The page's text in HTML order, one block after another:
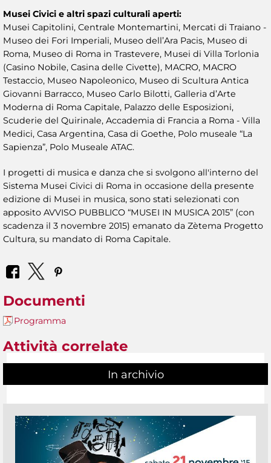
Musei Civici e altri spazi culturali aperti:
Musei Capitolini, Centrale Montemartini, Mercati di Traiano -
Museo dei Fori Imperiali, Museo dell’Ara Pacis, Museo di
Roma, Museo di Roma in Trastevere, Musei di Villa Torlonia
(Casino Nobile, Casina delle Civette), MACRO, MACRO
Testaccio, Museo Napoleonico, Museo di Scultura Antica
Giovanni Barracco, Museo Carlo Bilotti, Galleria d’Arte
Moderna di Roma Capitale, Palazzo delle Esposizioni,
Scuderie del Quirinale, Accademia di Francia a Roma - Villa
Medici, Casa Argentina, Casa di Goethe, Polo museale “La
Sapienza”, Polo Museale ATAC.
I progetti di musica e danza che si svolgono all'interno del
Sistema Musei Civici di Roma in occasione della presente
edizione di Musei in musica, sono stati selezionati con
apposito AVVISO PUBBLICO “MUSEI IN MUSICA 2015” (con
scadenza il 3 novembre 2015) emanato da Zètema Progetto
Cultura, su mandato di Roma Capitale.
Documenti
Programma
Attività correlate
In archivio